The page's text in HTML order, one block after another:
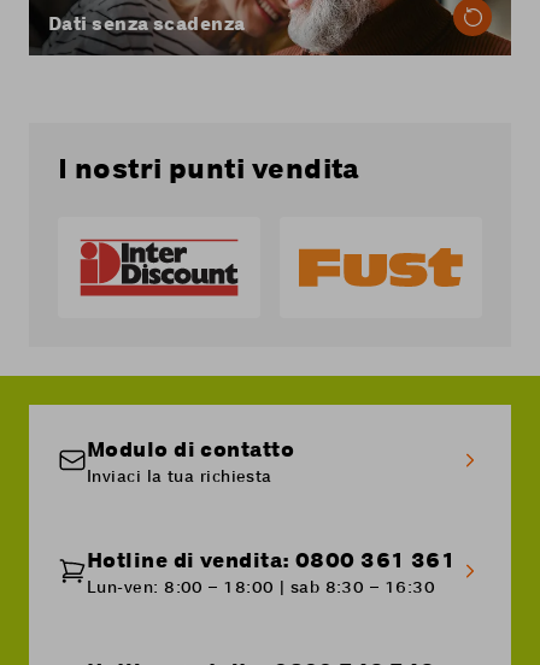
Dati senza scadenza
Scopri di più sui dati senza scadenza
I nostri punti vendita
Modulo di contatto
Inviaci la tua richiesta
Hotline di vendita: 0800 361 361
Lun-ven: 8:00 – 18:00 | sab 8:30 – 16:30